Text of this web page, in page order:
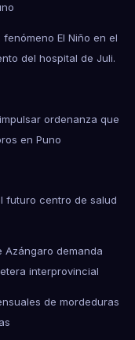
El Niño en el
del hospital de Juli.
ordenanza que
en Puno
futuro centro de salud
Azángaro demanda
interprovincial
de mordeduras